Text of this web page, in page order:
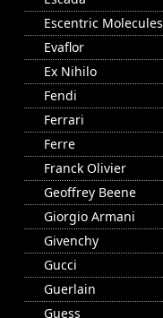
Escentric Molecules
Evaflor
Ex Nihilo
Fendi
Ferrari
Ferre
Franck Olivier
Geoffrey Beene
Giorgio Armani
Givenchy
Gucci
Guerlain
Guess